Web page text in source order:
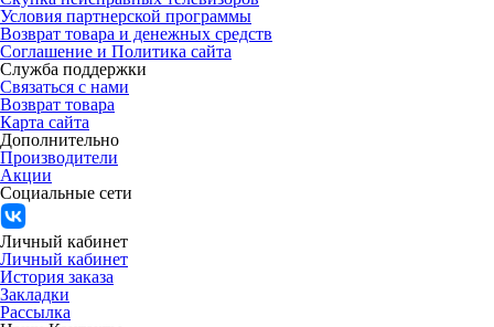
Условия партнерской программы
Возврат товара и денежных средств
Соглашение и Политика сайта
Служба поддержки
Связаться с нами
Возврат товара
Карта сайта
Дополнительно
Производители
Акции
Социальные сети
Личный кабинет
Личный кабинет
История заказа
Закладки
Рассылка